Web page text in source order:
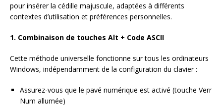
pour insérer la cédille majuscule, adaptées à différents
contextes d’utilisation et préférences personnelles.
1. Combinaison de touches Alt + Code ASCII
Cette méthode universelle fonctionne sur tous les ordinateurs
Windows, indépendamment de la configuration du clavier :
Assurez-vous que le pavé numérique est activé (touche Verr
Num allumée)